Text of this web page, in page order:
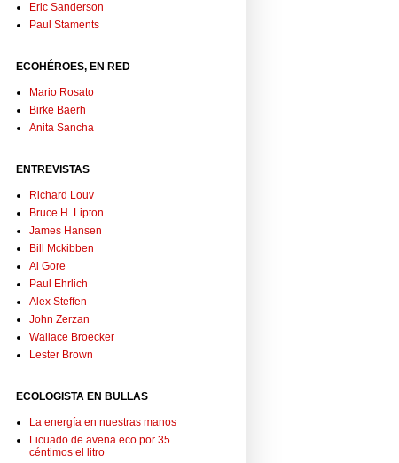
Eric Sanderson
Paul Staments
ECOHÉROES, EN RED
Mario Rosato
Birke Baerh
Anita Sancha
ENTREVISTAS
Richard Louv
Bruce H. Lipton
James Hansen
Bill Mckibben
Al Gore
Paul Ehrlich
Alex Steffen
John Zerzan
Wallace Broecker
Lester Brown
ECOLOGISTA EN BULLAS
La energía en nuestras manos
Licuado de avena eco por 35
céntimos el litro